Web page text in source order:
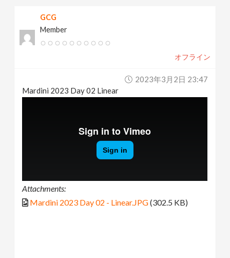
GCG
Member
オフライン
2023年3月2日 23:47
Mardini 2023 Day 02 Linear
Attachments:
Mardini 2023 Day 02 - Linear.JPG(302.5 KB)